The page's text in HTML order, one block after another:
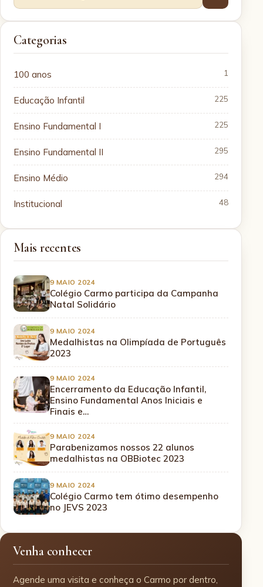
Categorias
100 anos 1
Educação Infantil 225
Ensino Fundamental I 225
Ensino Fundamental II 295
Ensino Médio 294
Institucional 48
Mais recentes
9 MAIO 2024
Colégio Carmo participa da Campanha
Natal Solidário
9 MAIO 2024
Medalhistas na Olimpíada de Português
2023
9 MAIO 2024
Encerramento da Educação Infantil,
Ensino Fundamental Anos Iniciais e
Finais e…
9 MAIO 2024
Parabenizamos nossos 22 alunos
medalhistas na OBBiotec 2023
9 MAIO 2024
Colégio Carmo tem ótimo desempenho
no JEVS 2023
Venha conhecer
Agende uma visita e conheça o Carmo por dentro,